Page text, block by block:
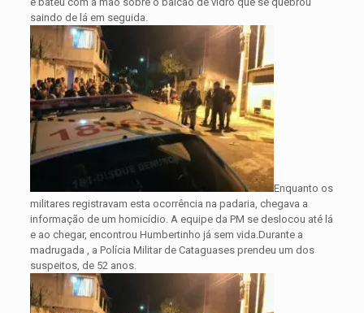
saindo de lá em seguida.
Enquanto os
militares registravam esta ocorrência na padaria, chegava a
informação de um homicídio. A equipe da PM se deslocou até lá
e ao chegar, encontrou Humbertinho já sem vida.Durante a
madrugada , a Polícia Militar de Cataguases prendeu um dos
suspeitos, de 52 anos.